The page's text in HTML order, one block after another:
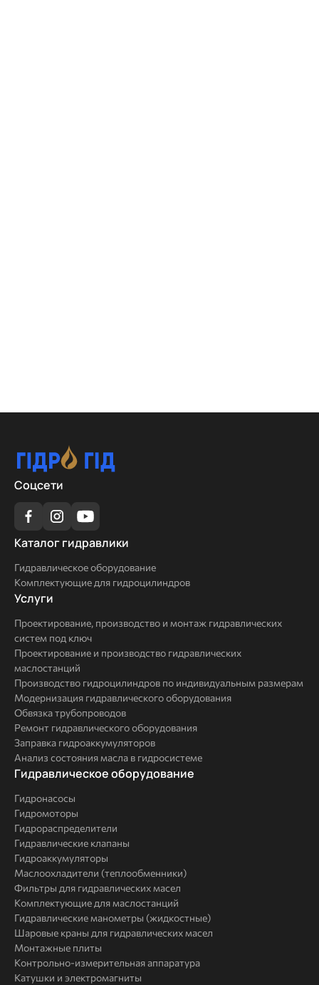
Соцсети
Каталог
Каталог гидравлики
Гидравлическое оборудование
Комплектующие для гидроцилиндров
Услуги
Услуги
Проектирование, производство и монтаж гидравлических
систем под ключ
Проектирование и производство гидравлических
маслостанций
Производство гидроцилиндров по индивидуальным размерам
Модернизация гидравлического оборудования
Обвязка трубопроводов
Ремонт гидравлического оборудования
Заправка гидроаккумуляторов
Анализ состояния масла в гидросистеме
Комплексные
Гидравлическое оборудование
Гидронасосы
Гидромоторы
Гидрораспределители
Гидравлические клапаны
Гидроаккумуляторы
Маслоохладители (теплообменники)
Фильтры для гидравлических масел
Комплектующие для маслостанций
Гидравлические манометры (жидкостные)
Шаровые краны для гидравлических масел
Монтажные плиты
Контрольно-измерительная аппаратура
Катушки и электромагниты